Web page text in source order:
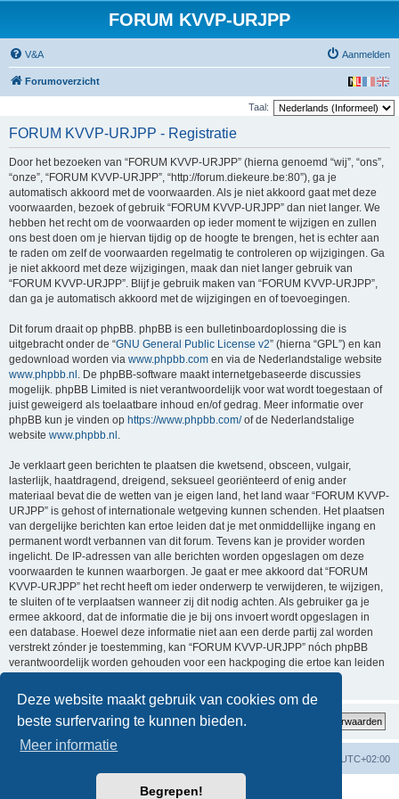
Deze website maakt gebruik van cookies om de
beste surfervaring te kunnen bieden.
Meer informatie
Begrepen!
FORUM KVVP-URJPP
V&A Aanmelden
Forumoverzicht
Taal:
FORUM KVVP-URJPP - Registratie
Door het bezoeken van “FORUM KVVP-URJPP” (hierna genoemd “wij”, “ons”,
“onze”, “FORUM KVVP-URJPP”, “http://forum.diekeure.be:80”), ga je
automatisch akkoord met de voorwaarden. Als je niet akkoord gaat met deze
voorwaarden, bezoek of gebruik “FORUM KVVP-URJPP” dan niet langer. We
hebben het recht om de voorwaarden op ieder moment te wijzigen en zullen
ons best doen om je hiervan tijdig op de hoogte te brengen, het is echter aan
te raden om zelf de voorwaarden regelmatig te controleren op wijzigingen. Ga
je niet akkoord met deze wijzigingen, maak dan niet langer gebruik van
“FORUM KVVP-URJPP”. Blijf je gebruik maken van “FORUM KVVP-URJPP”,
dan ga je automatisch akkoord met de wijzigingen en of toevoegingen.
Dit forum draait op phpBB. phpBB is een bulletinboardoplossing die is
uitgebracht onder de “GNU General Public License v2” (hierna “GPL”) en kan
gedownload worden via www.phpbb.com en via de Nederlandstalige website
www.phpbb.nl . De phpBB-software maakt internetgebaseerde discussies
mogelijk. phpBB Limited is niet verantwoordelijk voor wat wordt toegestaan of
juist geweigerd als toelaatbare inhoud en/of gedrag. Meer informatie over
phpBB kun je vinden op https://www.phpbb.com/of de Nederlandstalige
website www.phpbb.nl .
Je verklaart geen berichten te plaatsen die kwetsend, obsceen, vulgair,
lasterlijk, haatdragend, dreigend, seksueel georiënteerd of enig ander
materiaal bevat die de wetten van je eigen land, het land waar “FORUM KVVP-
URJPP” is gehost of internationale wetgeving kunnen schenden. Het plaatsen
van dergelijke berichten kan ertoe leiden dat je met onmiddellijke ingang en
permanent wordt verbannen van dit forum. Tevens kan je provider worden
ingelicht. De IP-adressen van alle berichten worden opgeslagen om deze
voorwaarden te kunnen waarborgen. Je gaat er mee akkoord dat “FORUM
KVVP-URJPP” het recht heeft om ieder onderwerp te verwijderen, te wijzigen,
te sluiten of te verplaatsen wanneer zij dit nodig achten. Als gebruiker ga je
ermee akkoord, dat de informatie die je bij ons invoert wordt opgeslagen in
een database. Hoewel deze informatie niet aan een derde partij zal worden
verstrekt zónder je toestemming, kan “FORUM KVVP-URJPP” nóch phpBB
verantwoordelijk worden gehouden voor een hackpoging die ertoe kan leiden
UTC+02:00
phpBB® Forum Software © phpBB Limited